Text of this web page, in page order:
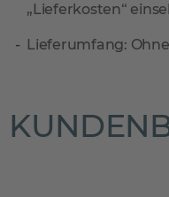
„Lieferkosten“
Lieferumfang: